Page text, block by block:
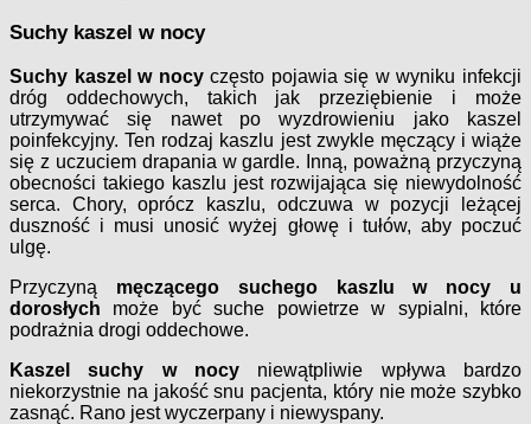
Suchy kaszel w nocy
Suchy kaszel w nocyczęsto pojawia się w wyniku infekcji
dróg oddechowych, takich jak przeziębienie i może
utrzymywać się nawet po wyzdrowieniu jako kaszel
poinfekcyjny. Ten rodzaj kaszlu jest zwykle męczący i wiąże
się z uczuciem drapania w gardle. Inną, poważną przyczyną
obecności takiego kaszlu jest rozwijająca się niewydolność
serca. Chory, oprócz kaszlu, odczuwa w pozycji leżącej
duszność i musi unosić wyżej głowę i tułów, aby poczuć
ulgę.
Przyczyną męczącego suchego kaszlu w nocy u
dorosłych może być suche powietrze w sypialni, które
podrażnia drogi oddechowe.
Kaszel suchy w nocy niewątpliwie wpływa bardzo
niekorzystnie na jakość snu pacjenta, który nie może szybko
zasnąć. Rano jest wyczerpany i niewyspany.